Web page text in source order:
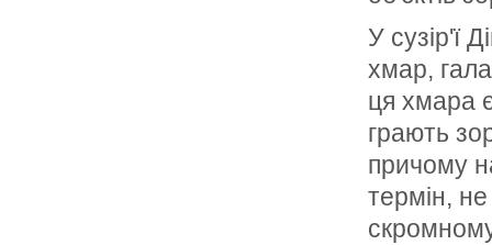
У сузір'ї
хмар,
ця хмара
грають
причому
термін,